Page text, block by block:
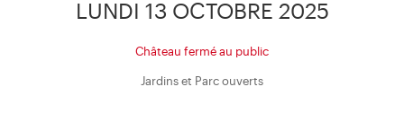
LUNDI 13 OCTOBRE 2025
Château fermé au public
Jardins et Parc ouverts